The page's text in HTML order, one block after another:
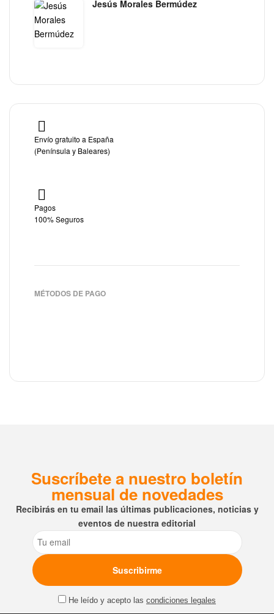
Jesús Morales Bermúdez
Envío gratuito a España
(Península y Baleares)
Pagos
100% Seguros
MÉTODOS DE PAGO
Suscríbete a nuestro boletín
mensual de novedades
Recibirás en tu email las últimas publicaciones, noticias y
eventos de nuestra editorial
Email
He leído y acepto las condiciones legales